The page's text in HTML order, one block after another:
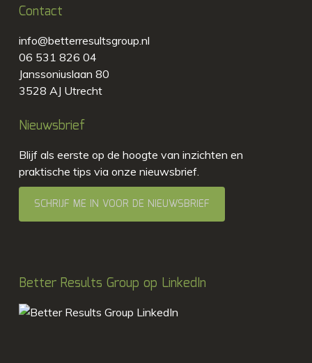
Contact
info@betterresultsgroup.nl
06 531 826 04
Janssoniuslaan 80
3528 AJ Utrecht
Nieuwsbrief
Blijf als eerste op de hoogte van inzichten en
praktische tips via onze nieuwsbrief.
SCHRIJF ME IN VOOR DE NIEUWSBRIEF
Better Results Group op LinkedIn